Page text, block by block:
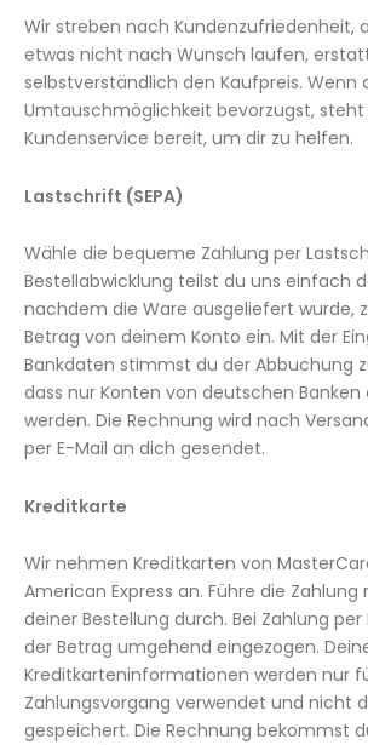
Wir streben nach Kundenzufriedenheit,
etwas nicht nach Wunsch laufen,
selbstverständlich den Kaufpreis. Wenn
Umtauschmöglichkeit bevorzugst, steht
Kundenservice bereit, um dir zu helfen.
Lastschrift (SEPA)
Wähle die bequeme Zahlung per
Bestellabwicklung teilst du uns einfach
nachdem die Ware ausgeliefert wurde,
Betrag von deinem Konto ein. Mit der
Bankdaten stimmst du der Abbuchung
dass nur Konten von deutschen Banken
werden. Die Rechnung wird nach
per E-Mail an dich gesendet.
Kreditkarte
Wir nehmen Kreditkarten von
American Express an. Führe die Zahlung
deiner Bestellung durch. Bei Zahlung
der Betrag umgehend eingezogen.
Kreditkarteninformationen werden nur
Zahlungsvorgang verwendet und nicht
gespeichert. Die Rechnung bekommst